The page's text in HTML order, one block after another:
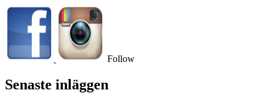
Follow
Senaste inläggen